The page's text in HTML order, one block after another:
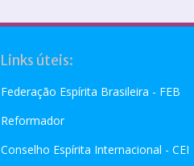
Links úteis:
Federação Espírita Brasileira - FEB
Reformador
Conselho Espírita Internacional - CEI